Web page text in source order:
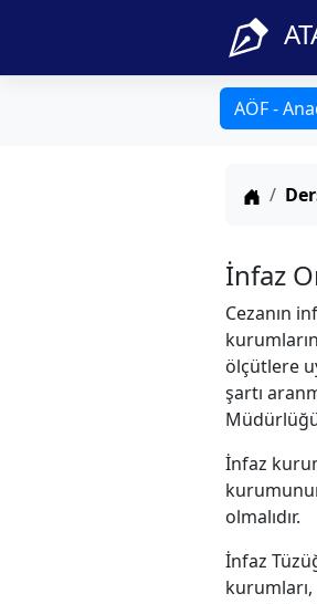
AÖF -
İnfaz
Cezanın
ölçütlere
şartı
İnfaz
olmalıdır.
İnfaz